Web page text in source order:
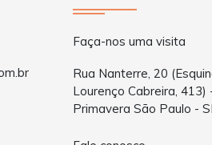
Faça-nos uma visita
Rua Nanterre, 20
Lourenço Cabreira, 413)
Primavera São Paulo -